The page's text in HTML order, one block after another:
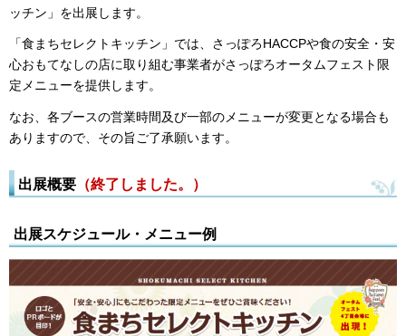
ッチン」を出展します。
「食まちセレクトキッチン」では、さっぽろHACCPや食の安全・安
心おもてなしの店に取り組む事業者がさっぽろオータムフェスト限
定メニューを提供します。
なお、各ブースの営業時間及び一部のメニューが変更となる場合も
ありますので、その旨ご了承願います。
出展概要 （終了しました。）
出展スケジュール・メニュー例